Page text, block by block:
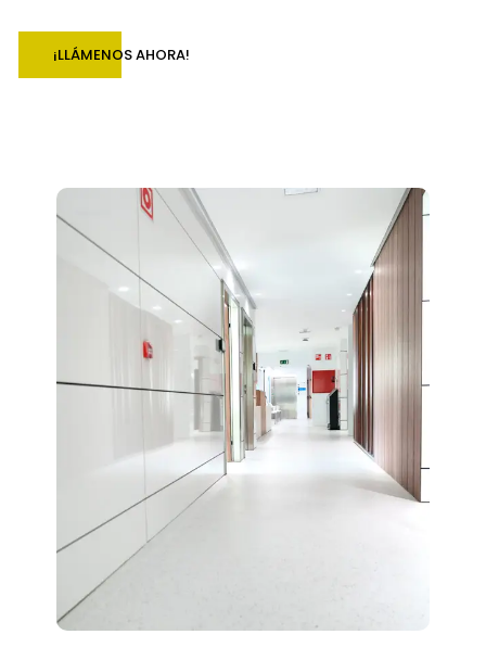
¡LLÁMENOS AHORA!